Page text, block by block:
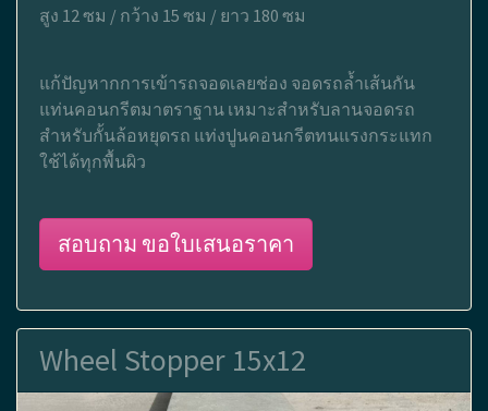
สูง 12 ซม / กว้าง 15 ซม / ยาว 180 ซม
แก้ปัญหากการเข้ารถจอดเลยช่อง จอดรถล้ำเส้นกัน
แท่นคอนกรีตมาตราฐาน เหมาะสำหรับลานจอดรถ
สำหรับกั้นล้อหยุดรถ แท่งปูนคอนกรีตทนแรงกระแทก
ใช้ได้ทุกพื้นผิว
สอบถาม ขอใบเสนอราคา
Wheel Stopper 15x12